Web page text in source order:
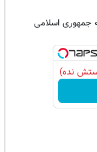
جمهوری اسلامی